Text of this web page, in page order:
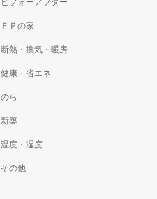
ＦＰの家
断熱・換気・暖房
健康・省エネ
のら
新築
温度・湿度
その他